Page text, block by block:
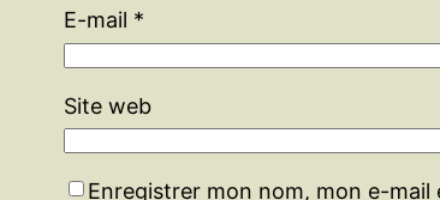
E-mail *
Site web
Enregistrer mon nom, mon e-